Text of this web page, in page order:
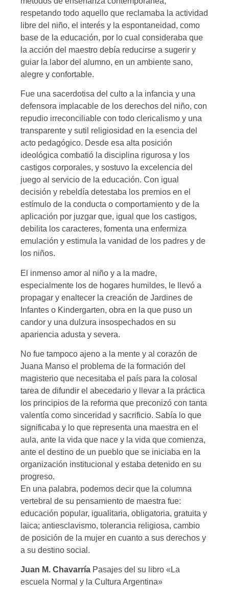
respetando todo aquello que reclamaba la actividad
libre del niño, el interés y la espontaneidad, como
base de la educación, por lo cual consideraba que
la acción del maestro debía reducirse a sugerir y
guiar la labor del alumno, en un ambiente sano,
alegre y confortable.
Fue una sacerdotisa del culto a la infancia y una
defensora implacable de los derechos del niño, con
repudio irreconciliable con todo clericalismo y una
transparente y sutil religiosidad en la esencia del
acto pedagógico. Desde esa alta posición
ideológica combatió la disciplina rigurosa y los
castigos corporales, y sostuvo la excelencia del
juego al servicio de la educación. Con igual
decisión y rebeldía detestaba los premios en el
estímulo de la conducta o comportamiento y de la
aplicación por juzgar que, igual que los castigos,
debilita los caracteres, fomenta una enfermiza
emulación y estimula la vanidad de los padres y de
los niños.
El inmenso amor al niño y a la madre,
especialmente los de hogares humildes, le llevó a
propagar y enaltecer la creación de Jardines de
Infantes o Kindergarten, obra en la que puso un
candor y una dulzura insospechados en su
apariencia adusta y severa.
No fue tampoco ajeno a la mente y al corazón de
Juana Manso el problema de la formación del
magisterio que necesitaba el país para la colosal
tarea de difundir el abecedario y llevar a la práctica
los principios de la reforma que preconizó con tanta
valentía como sinceridad y sacrificio. Sabía lo que
significaba y lo que representa una maestra en el
aula, ante la vida que nace y la vida que comienza,
ante el destino de un pueblo que se iniciaba en la
organización institucional y estaba detenido en su
progreso.
En una palabra, podemos decir que la columna
vertebral de su pensamiento de maestra fue:
educación popular, igualitaria, obligatoria, gratuita y
laica; antiesclavismo, tolerancia religiosa, cambio
de posición de la mujer en cuanto a sus derechos y
a su destino social.
Juan M. Chavarría Pasajes del su libro «La
escuela Normal y la Cultura Argentina»